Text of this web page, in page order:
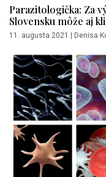
Parazitologička: Za
Slovensku môže aj
11. augusta 2021 | Denisa